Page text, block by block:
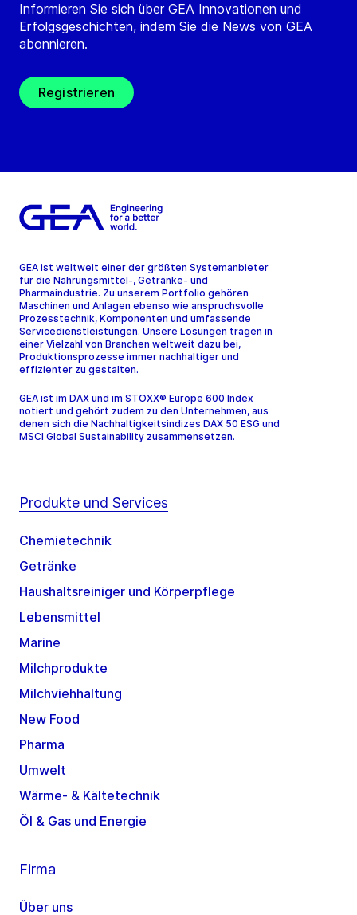
Informieren Sie sich über GEA Innovationen und
Erfolgsgeschichten, indem Sie die News von GEA
abonnieren.
Registrieren
GEA ist weltweit einer der größten Systemanbieter
für die Nahrungsmittel-, Getränke- und
Pharmaindustrie. Zu unserem Portfolio gehören
Maschinen und Anlagen ebenso wie anspruchsvolle
Prozesstechnik, Komponenten und umfassende
Servicedienstleistungen. Unsere Lösungen tragen in
einer Vielzahl von Branchen weltweit dazu bei,
Produktionsprozesse immer nachhaltiger und
effizienter zu gestalten.
GEA ist im DAX und im STOXX® Europe 600 Index
notiert und gehört zudem zu den Unternehmen, aus
denen sich die Nachhaltigkeitsindizes DAX 50 ESG und
MSCI Global Sustainability zusammensetzen.
Produkte und Services
Chemietechnik
Getränke
Haushaltsreiniger und Körperpflege
Lebensmittel
Marine
Milchprodukte
Milchviehhaltung
New Food
Pharma
Umwelt
Wärme- & Kältetechnik
Öl & Gas und Energie
Firma
Über uns